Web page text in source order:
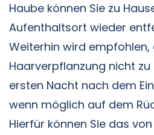
Haube können Sie zu
Aufenthaltsort wieder
Weiterhin wird empfohlen,
Haarverpflanzung nicht zu
ersten Nacht nach dem
wenn möglich auf dem
Hierfür können Sie das